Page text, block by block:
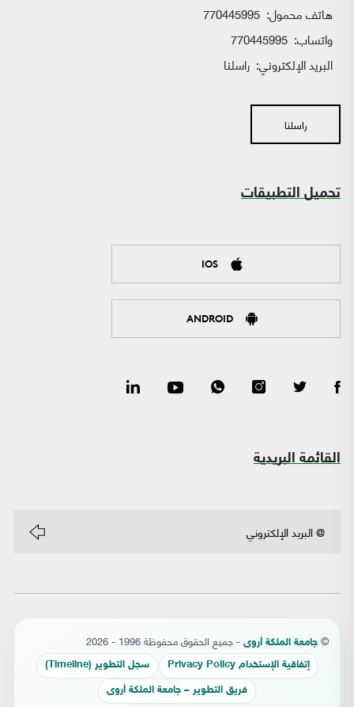
هاتف محمول: 770445995
واتساب:
البريد الإلكتروني: راسلنا
راسلنا
تحميل التطبيقات
IOS
ANDROID
القائمة البريدية
© جامعة الملكة أروى - جميع الحقوق محفوظة 1996 - 2026
إتفاقية الإستخدام Privacy Policy سجل التطوير (Timeline)
فريق التطوير – جامعة الملكة أروى